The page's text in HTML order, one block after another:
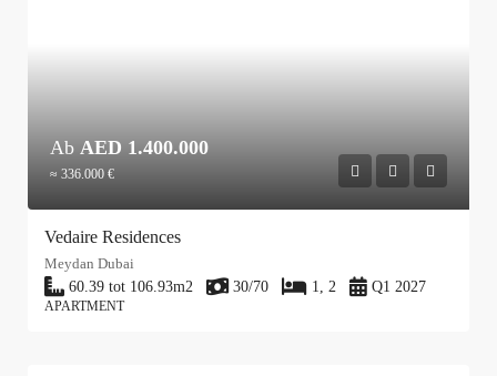
Ab AED 1.400.000
≈ 336.000 €
Vedaire Residences
Meydan Dubai
60.39 tot 106.93m2 30/70 1, 2 Q1 2027
APARTMENT